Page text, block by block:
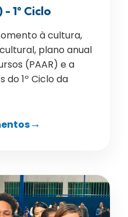
1º Ciclo
à cultura,
plano anual
(PAAR) e a
1º Ciclo da